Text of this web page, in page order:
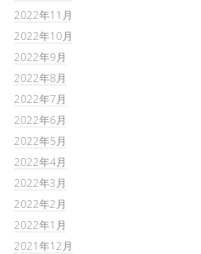
2022年11月
2022年10月
2022年9月
2022年8月
2022年7月
2022年6月
2022年5月
2022年4月
2022年3月
2022年2月
2022年1月
2021年12月